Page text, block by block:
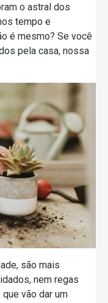
o astral dos
tempo e
é mesmo? Se você
pela casa, nossa
são mais
nem regas
vão dar um